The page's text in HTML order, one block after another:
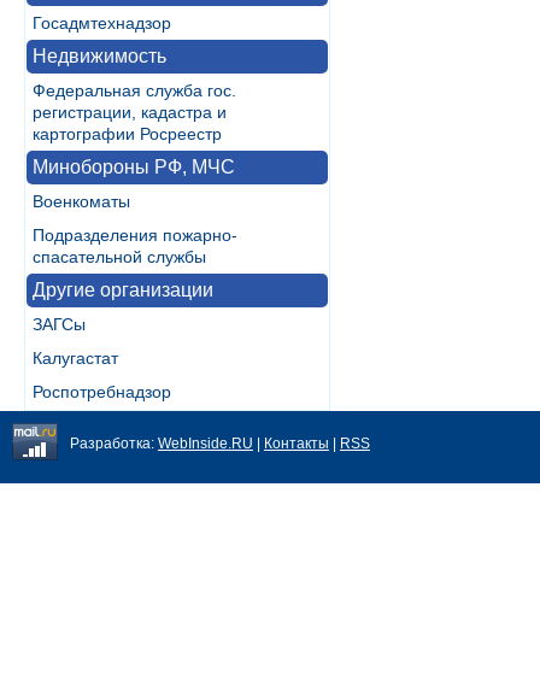
Госадмтехнадзор
Недвижимость
Федеральная служба гос.
регистрации, кадастра и
картографии Росреестр
Минобороны РФ, МЧС
Военкоматы
Подразделения пожарно-
спасательной службы
Другие организации
ЗАГСы
Калугастат
Роспотребнадзор
Разработка: WebInside.RU Контакты RSS